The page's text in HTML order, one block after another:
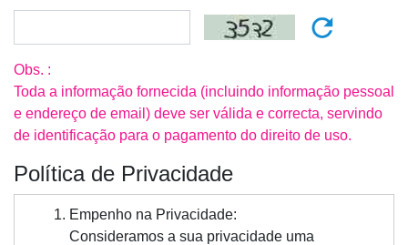
Obs. :
Toda a informação fornecida (incluindo informação pessoal
e endereço de email) deve ser válida e correcta, servindo
de identificação para o pagamento do direito de uso.
Política de Privacidade
Empenho na Privacidade:
Consideramos a sua privacidade uma